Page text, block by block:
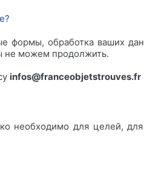
формы, обработка ваших
не можем продолжить.
infos@franceobjetstrouves.fr
необходимо для целей,